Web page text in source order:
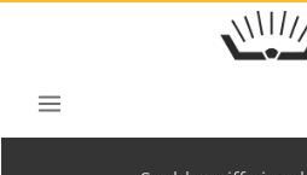
Zum Hauptinhalt springen